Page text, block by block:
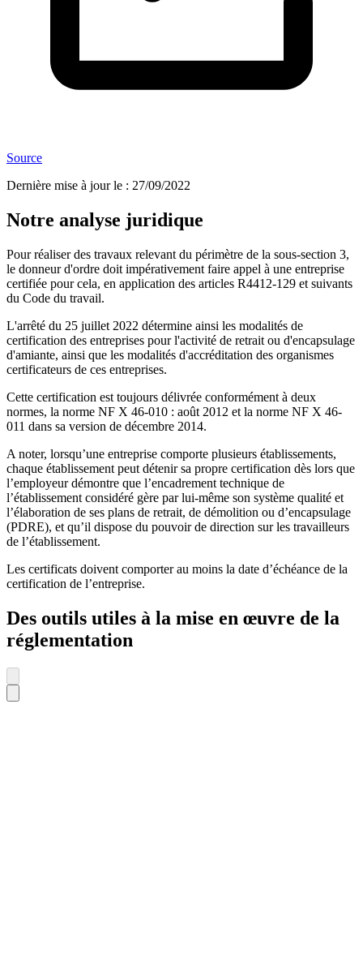
Source
Dernière mise à jour le : 27/09/2022
Notre analyse juridique
Pour réaliser des travaux relevant du périmètre de la sous-section 3,
le donneur d'ordre doit impérativement faire appel à une entreprise
certifiée pour cela, en application des articles R4412-129 et suivants
du Code du travail.
L'arrêté du 25 juillet 2022 détermine ainsi les modalités de
certification des entreprises pour l'activité de retrait ou d'encapsulage
d'amiante, ainsi que les modalités d'accréditation des organismes
certificateurs de ces entreprises.
Cette certification est toujours délivrée conformément à deux
normes, la norme NF X 46-010 : août 2012 et la norme NF X 46-
011 dans sa version de décembre 2014.
A noter, lorsqu’une entreprise comporte plusieurs établissements,
chaque établissement peut détenir sa propre certification dès lors que
l’employeur démontre que l’encadrement technique de
l’établissement considéré gère par lui-même son système qualité et
l’élaboration de ses plans de retrait, de démolition ou d’encapsulage
(PDRE), et qu’il dispose du pouvoir de direction sur les travailleurs
de l’établissement.
Les certificats doivent comporter au moins la date d’échéance de la
certification de l’entreprise.
Des outils utiles à la mise en œuvre de la
réglementation